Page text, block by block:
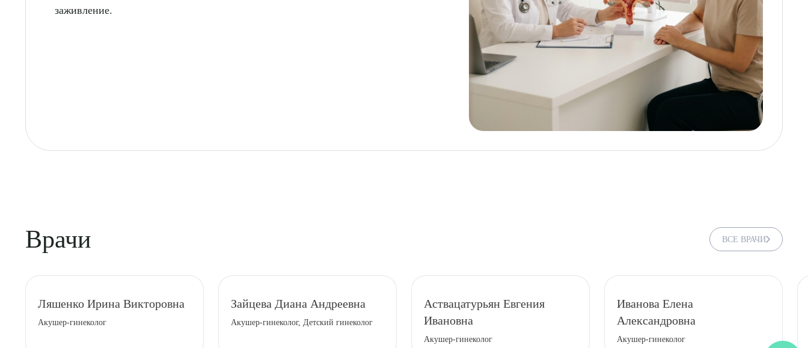
заживление.
Врачи ВСЕ ВРАЧИ
Ляшенко Ирина Викторовна
Акушер-гинеколог
Зайцева Диана Андреевна
Акушер-гинеколог, Детский гинеколог
Аствацатурьян Евгения
Ивановна
Акушер-гинеколог
Иванова Елена
Александровна
Акушер-гинеколог